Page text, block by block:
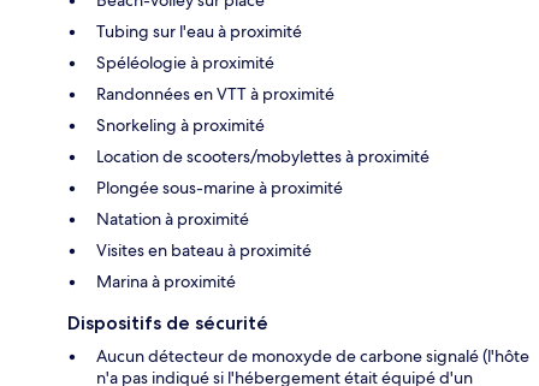
Tubing sur l'eau à proximité
Spéléologie à proximité
Randonnées en VTT à proximité
Snorkeling à proximité
Location de scooters/mobylettes à proximité
Plongée sous-marine à proximité
Natation à proximité
Visites en bateau à proximité
Marina à proximité
Dispositifs de sécurité
Aucun détecteur de monoxyde de carbone signalé (l'hôte
n'a pas indiqué si l'hébergement était équipé d'un